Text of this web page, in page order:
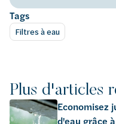
Tags
Filtres à eau
Plus d'articles
Economisez
d'eau grâce